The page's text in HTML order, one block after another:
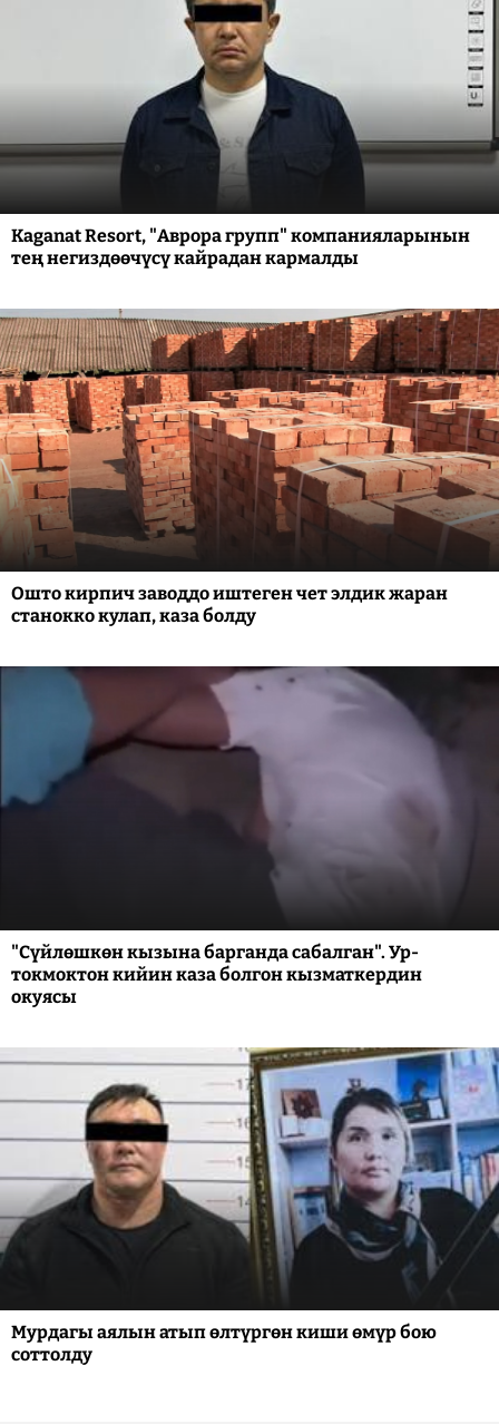
Kaganat Resort, "Аврора групп" компанияларынын
тең негиздөөчүсү кайрадан кармалды
Ошто кирпич заводдо иштеген чет элдик жаран
станокко кулап, каза болду
"Сүйлөшкөн кызына барганда сабалган". Ур-
токмоктон кийин каза болгон кызматкердин
окуясы
Мурдагы аялын атып өлтүргөн киши өмүр бою
соттолду